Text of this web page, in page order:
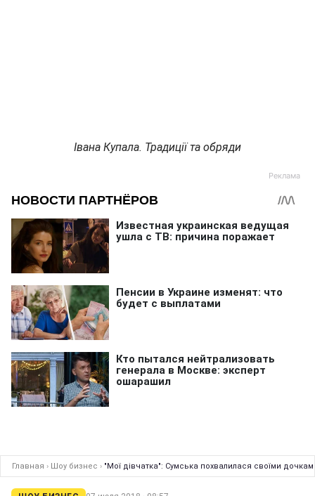
Івана Купала. Традиції та обряди
Главная › Шоу бизнес › "Мої дівчатка": Сумська похвалилася своїми